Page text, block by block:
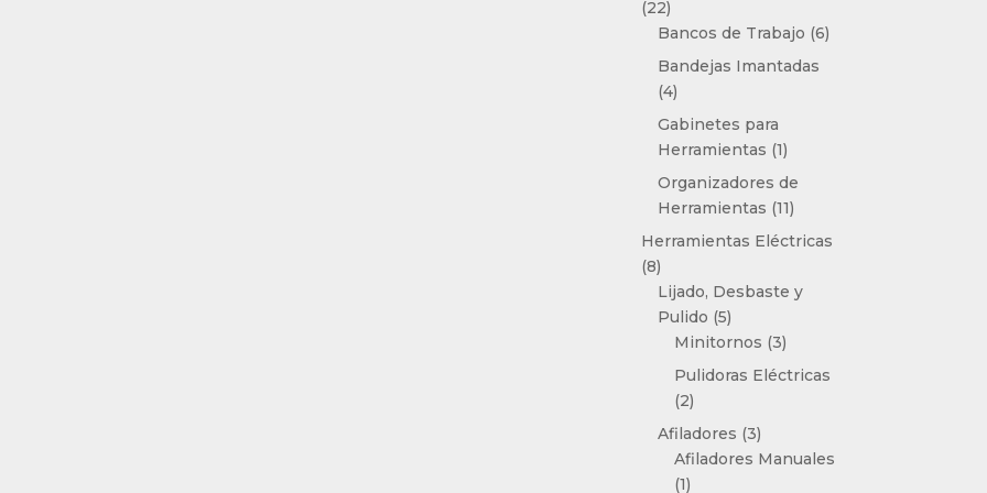
2222
productos
Bancos de Trabajo 66
Bandejas Imantadas
44
productos
Gabinetes para
Herramientas 11
producto
Organizadores de
Herramientas 1111
productos
Herramientas Eléctricas
88
productos
Lijado, Desbaste y
Pulido 55
productos
Minitornos 33
productos
Pulidoras Eléctricas
22
productos
Afiladores 33
productos
Afiladores Manuales
11